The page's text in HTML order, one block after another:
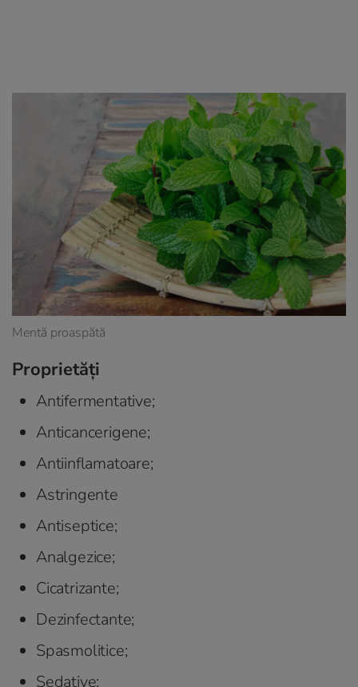
Mentă proaspătă
Proprietăți
Antifermentative;
Anticancerigene;
Antiinflamatoare;
Astringente
Antiseptice;
Analgezice;
Cicatrizante;
Dezinfectante;
Spasmolitice;
Sedative;